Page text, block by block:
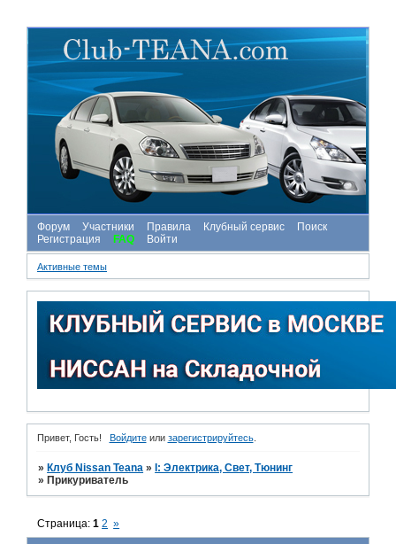
Форум Участники Правила Клубный сервис
Поиск
Регистрация
FAQ Войти
Активные темы
Привет, Гость! Войдитеили зарегистрируйтесь.
» Клуб Nissan Teana » I: Электрика, Свет, Тюнинг
» Прикуриватель
Страница:1 2 »